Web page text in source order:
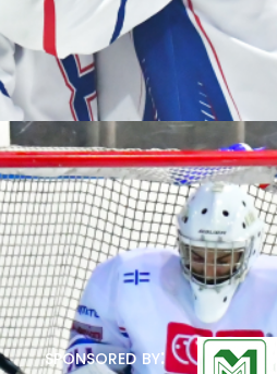
sponsored by: